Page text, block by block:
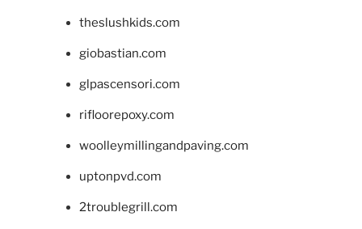
theslushkids.com
giobastian.com
glpascensori.com
rifloorepoxy.com
woolleymillingandpaving.com
uptonpvd.com
2troublegrill.com